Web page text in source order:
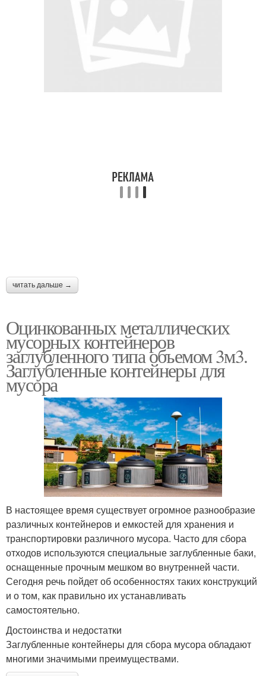
читать дальше →
Оцинкованных металлических
мусорных контейнеров
заглубленного типа объемом 3м3.
Заглубленные контейнеры для
мусора
В настоящее время существует огромное разнообразие
различных контейнеров и емкостей для хранения и
транспортировки различного мусора. Часто для сбора
отходов используются специальные заглубленные баки,
оснащенные прочным мешком во внутренней части.
Сегодня речь пойдет об особенностях таких конструкций
и о том, как правильно их устанавливать
самостоятельно.
Достоинства и недостатки
Заглубленные контейнеры для сбора мусора обладают
многими значимыми преимуществами.